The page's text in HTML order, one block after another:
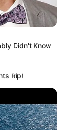
Didn't Know
Rip!